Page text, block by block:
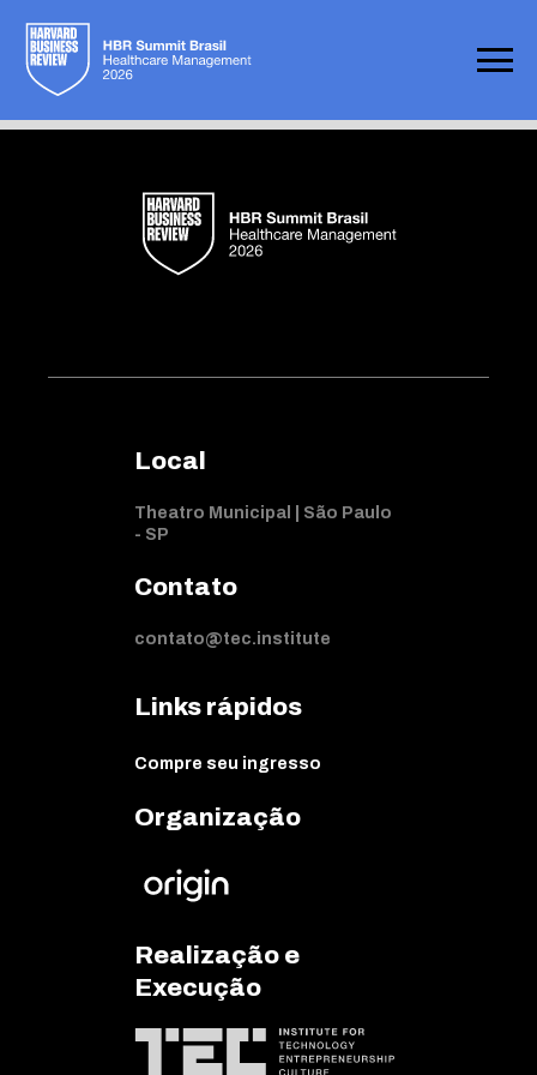
Not found
Local
Theatro Municipal | São Paulo
- SP
Contato
contato@tec.institute
Links rápidos
Compre seu ingresso
Organização
Realização e
Execução